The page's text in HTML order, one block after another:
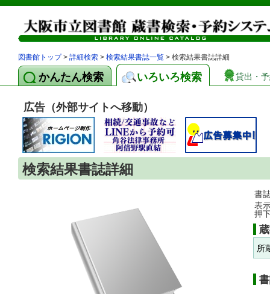
図書館トップ> 詳細検索 > 検索結果書誌一覧 > 検索結果書誌詳細
かんたん検索 いろいろ検索 貸出・
広告（外部サイトへ移動）
検索結果書誌詳細
書
表
押
所